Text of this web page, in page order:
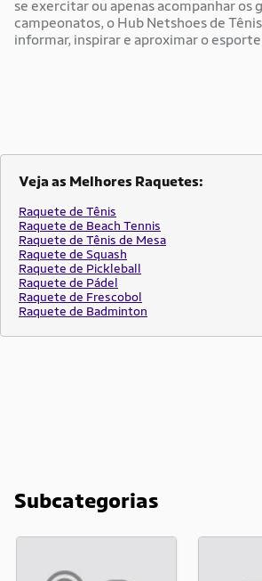
se exercitar ou apenas acompanhar os
campeonatos, o Hub Netshoes de
informar, inspirar e aproximar o esporte
Veja as Melhores Raquetes:
Raquete de Tênis
Raquete de Beach Tennis
Raquete de Tênis de Mesa
Raquete de Squash
Raquete de Pickleball
Raquete de Pádel
Raquete de Frescobol
Raquete de Badminton
Subcategorias